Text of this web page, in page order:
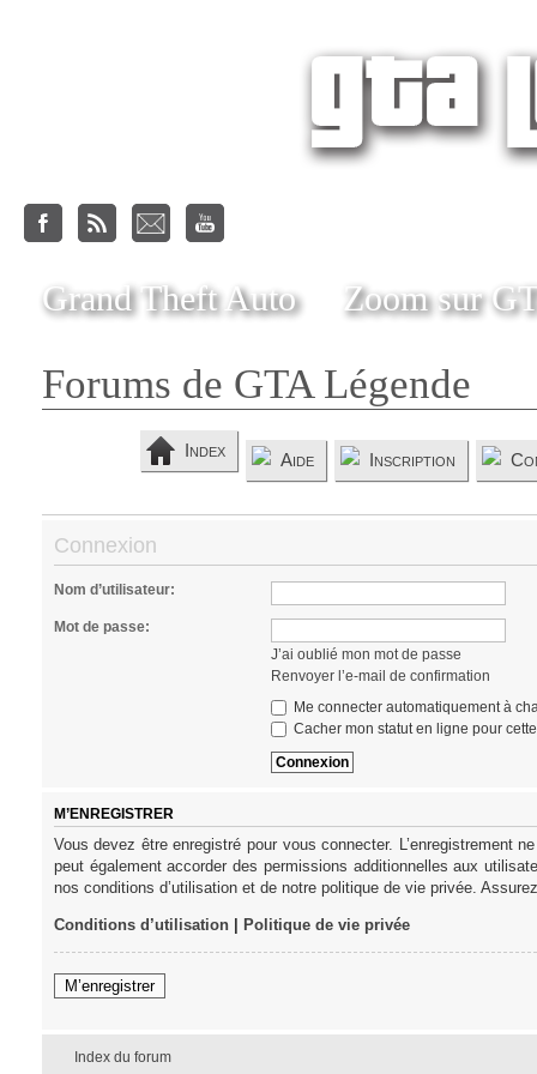
Grand Theft Auto Zoom sur
Forums de GTA Légende
Index Aide Inscription
Connexion
Nom d’utilisateur:
Mot de passe:
J’ai oublié mon mot de passe
Renvoyer l’e-mail de confirmation
Me connecter automatiquement à
Cacher mon statut en ligne pour
M’ENREGISTRER
Vous devez être enregistré pour vous connecter. L’enregistrement
peut également accorder des permissions additionnelles aux
nos conditions d’utilisation et de notre politique de vie privée.
Conditions d’utilisation| Politique de vie privée
M’enregistrer
Index du forum